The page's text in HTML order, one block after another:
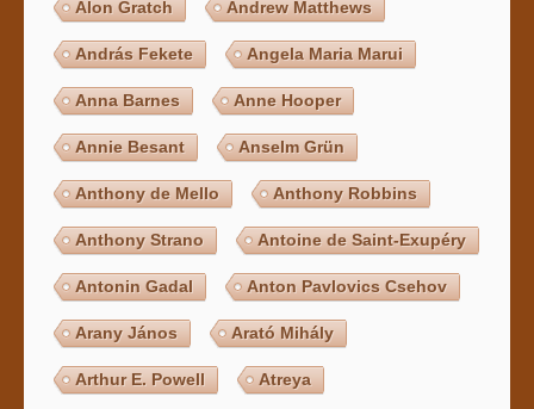
Alon Gratch Andrew Matthews
András Fekete Angela Maria Marui
Anna Barnes Anne Hooper
Annie Besant Anselm Grün
Anthony de Mello Anthony Robbins
Anthony Strano Antoine de Saint-Exupéry
Antonin Gadal Anton Pavlovics Csehov
Arany János Arató Mihály
Arthur E. Powell Atreya